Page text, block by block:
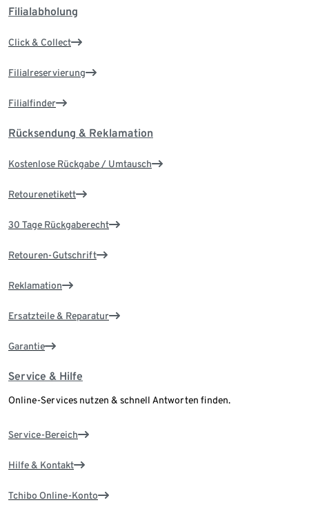
Filialabholung
Click & Collect
Filialreservierung
Filialfinder
Rücksendung & Reklamation
Kostenlose Rückgabe / Umtausch
Retourenetikett
30 Tage Rückgaberecht
Retouren-Gutschrift
Reklamation
Ersatzteile & Reparatur
Garantie
Service & Hilfe
Online-Services nutzen & schnell Antworten finden.
Service-Bereich
Hilfe & Kontakt
Tchibo Online-Konto